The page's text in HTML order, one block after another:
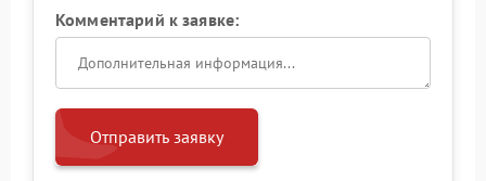
Комментарий к заявке:
Отправить заявку